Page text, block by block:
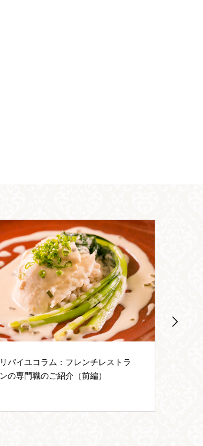
フレンチレストランリパイユ自慢の
リヨン郷土料理「グルヌイユ」のご